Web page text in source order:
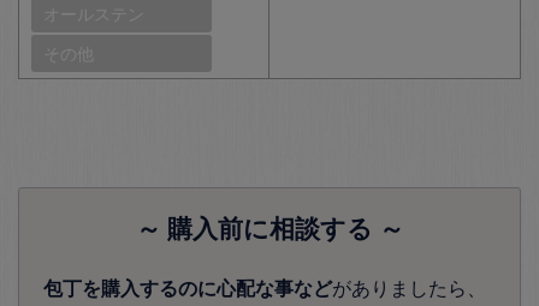
オールステン
その他
～ 購入前に相談する ～
包丁を購入するのに心配な事などがありましたら、